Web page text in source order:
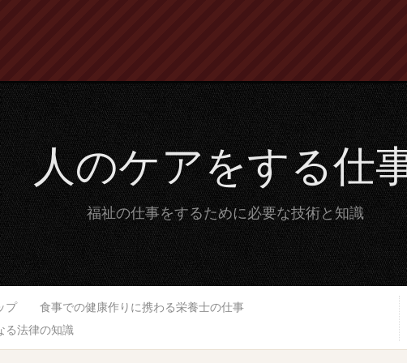
人のケアをする仕
福祉の仕事をするために必要な技術と知識
プ
食事での健康作りに携わる栄養士の仕事
る法律の知識